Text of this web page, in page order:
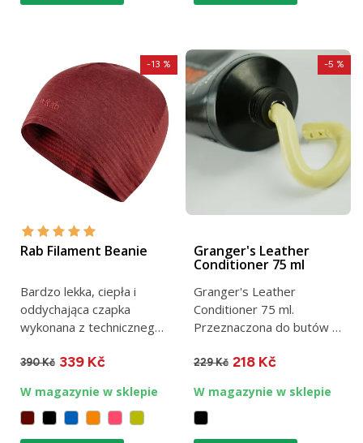
Rab Filament Beanie
Bardzo lekka, ciepła i
oddychająca czapka
wykonana z technicznego,
390 Kč
-13 %
339 Kč
W magazynie w sklepie
Granger's Leather
Conditioner 75 ml
Granger's Leather
Conditioner 75 ml.
Przeznaczona do butów z
229 Kč
-5 %
218 Kč
W magazynie w sklepie